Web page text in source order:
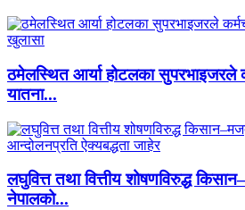
ठमेलस्थित आर्या होटलका सुपरभाइजरले
यातना...
लघुवित्त तथा वित्तीय शोषणविरुद्ध
नेपालको...